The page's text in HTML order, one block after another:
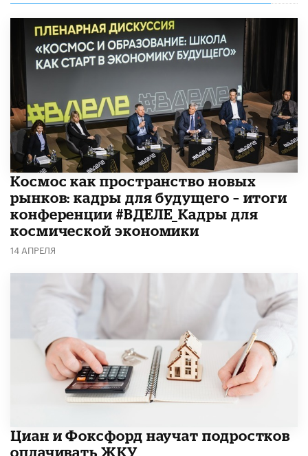
Космос как пространство новых
рынков: кадры для будущего – итоги
конференции #ВДЕЛЕ_Кадры для
космической экономики
14 АПРЕЛЯ
Циан и Фоксфорд научат подростков
оплачивать ЖКУ